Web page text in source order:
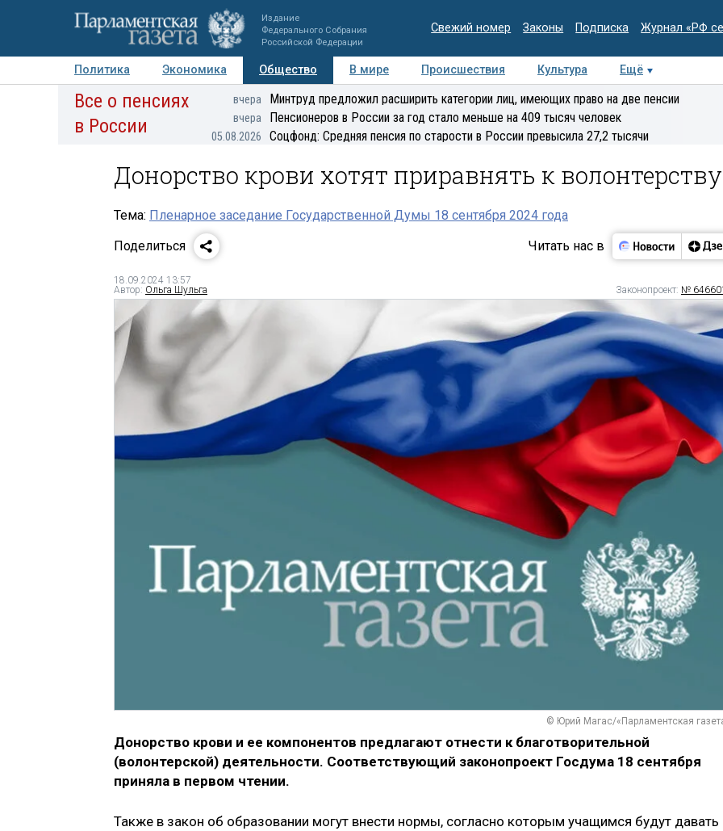
Издание
Федерального Собрания
Российской Федерации
Свежий номер Законы Подписка Журнал «РФ
Политика Экономика Общество В мире Происшествия Культура
Ещё
Авторы Персоны Мнения Регионы Медиацентр Интервью Колумнисты
Все о пенсиях
в России
вчера Минтруд предложил расширить категории лиц, имеющих право на две пенсии
вчера Пенсионеров в России за год стало меньше на 409 тысяч человек
05.08.2026 Соцфонд: Средняя пенсия по старости в России превысила 27,2 тысячи
Донорство крови хотят приравнять к волонтерству
Тема: Пленарное заседание Государственной Думы 18 сентября 2024 года
Поделиться
Читать нас в
18.09.2024 13:57
Автор: Ольга Шульга Законопроект: №
© Юрий Магас/«Парламентская
Донорство крови и ее компонентов предлагают отнести к благотворительной
(волонтерской) деятельности. Соответствующий законопроект Госдума 18 сентября
приняла в первом чтении.
Также в закон об образовании могут внести нормы, согласно которым учащимся будут давать